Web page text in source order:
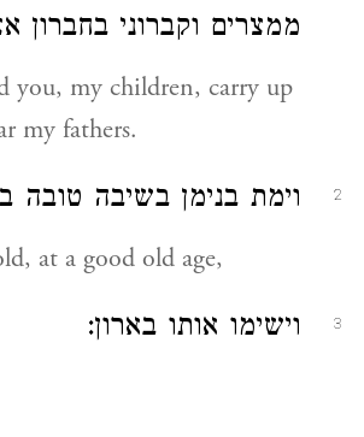
ממצרים וקברוני בחברון
you, my children, carry up
my fathers.
2 וימת בנימן בשיבה
at a good old age,
3 וישימו אותו בארון: